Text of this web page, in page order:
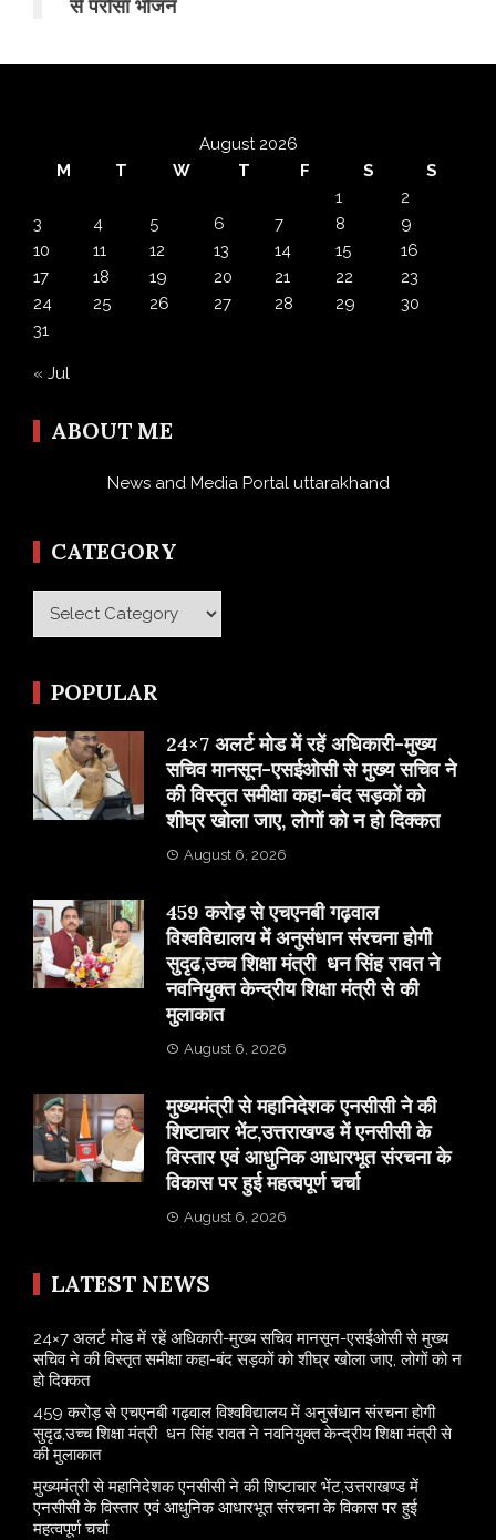
से परोसा भोजन
August 2026
M
T W T F S
S
1
2
3
4 5 6 7 8
9
10
11 12 13 14 15
16
17
18 19 20 21 22
23
24
25 26 27 28 29
30
31
« Jul
ABOUT ME
News and Media Portal uttarakhand
CATEGORY
Category
POPULAR
24×7 अलर्ट मोड में रहें अधिकारी-मुख्य
सचिव मानसून-एसईओसी से मुख्य सचिव ने
की विस्तृत समीक्षा कहा-बंद सड़कों को
शीघ्र खोला जाए, लोगों को न हो दिक्कत
August 6, 2026
459 करोड़ से एचएनबी गढ़वाल
विश्वविद्यालय में अनुसंधान संरचना होगी
सुदृढ,उच्च शिक्षा मंत्री धन सिंह रावत ने
नवनियुक्त केन्द्रीय शिक्षा मंत्री से की
मुलाकात
August 6, 2026
मुख्यमंत्री से महानिदेशक एनसीसी ने की
शिष्टाचार भेंट,उत्तराखण्ड में एनसीसी के
विस्तार एवं आधुनिक आधारभूत संरचना के
विकास पर हुई महत्वपूर्ण चर्चा
August 6, 2026
LATEST NEWS
24×7 अलर्ट मोड में रहें अधिकारी-मुख्य सचिव मानसून-एसईओसी से मुख्य
सचिव ने की विस्तृत समीक्षा कहा-बंद सड़कों को शीघ्र खोला जाए, लोगों को न
हो दिक्कत
459 करोड़ से एचएनबी गढ़वाल विश्वविद्यालय में अनुसंधान संरचना होगी
सुदृढ,उच्च शिक्षा मंत्री धन सिंह रावत ने नवनियुक्त केन्द्रीय शिक्षा मंत्री से
की मुलाकात
मुख्यमंत्री से महानिदेशक एनसीसी ने की शिष्टाचार भेंट,उत्तराखण्ड में
एनसीसी के विस्तार एवं आधुनिक आधारभूत संरचना के विकास पर हुई
महत्वपूर्ण चर्चा